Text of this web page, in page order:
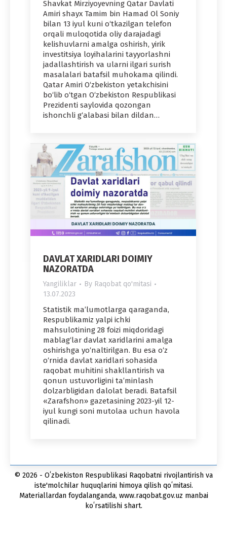
Shavkat Mirziyoyevning Qatar Davlati
Amiri shayx Tamim bin Hamad Ol Soniy
bilan 13 iyul kuni o‘tkazilgan telefon
orqali muloqotida oliy darajadagi
kelishuvlarni amalga oshirish, yirik
investitsiya loyihalarini tayyorlashni
jadallashtirish va ularni ilgari surish
masalalari batafsil muhokama qilindi.
Qatar Amiri O‘zbekiston yetakchisini
bo‘lib o‘tgan O‘zbekiston Respublikasi
Prezidenti saylovida qozongan
ishonchli g‘alabasi bilan dildan…
DAVLAT XARIDLARI DOIMIY
NAZORATDA
Yangiliklar By Raqobat qo'mitasi
13.07.2023
Statistik ma’lumotlarga qaraganda,
Respublikamiz yalpi ichki
mahsulotining 28 foizi miqdoridagi
mablag‘lar davlat xaridlarini amalga
oshirishga yo‘naltirilgan. Bu esa o‘z
o‘rnida davlat xaridlari sohasida
raqobat muhitini shakllantirish va
qonun ustuvorligini ta’minlash
dolzarbligidan dalolat beradi. Batafsil
«Zarafshon» gazetasining 2023-yil 12-
iyul kungi soni mutolaa uchun havola
qilinadi.
© 2026 - Oʻzbekiston Respublikasi Raqobatni rivojlantirish va
iste'molchilar huquqlarini himoya qilish qoʻmitasi.
Materiallardan foydalanganda, www.raqobat.gov.uz manbai
koʻrsatilishi shart.